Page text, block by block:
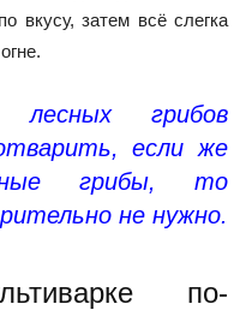
вкусу, затем всё слегка
лесных грибов
если же
грибы, то
не нужно.
по-